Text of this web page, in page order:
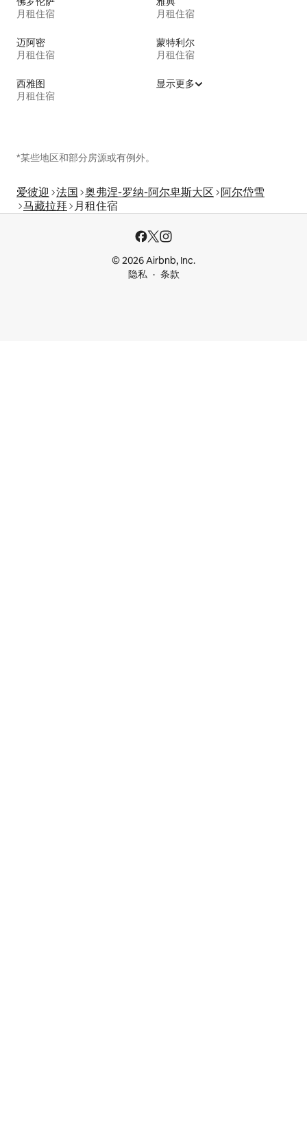
月租住宿
月租住宿
迈阿密
月租住宿
蒙特利尔
月租住宿
西雅图
月租住宿
显示更多
*某些地区和部分房源或有例外。
爱彼迎 法国 奥弗涅-罗纳-阿尔卑斯大区 阿尔岱雪
马藏拉拜 月租住宿
© 2026 Airbnb, Inc.
隐私
条款